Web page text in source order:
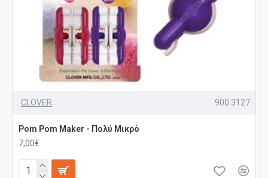
CLOVER 900.3127
Pom Pom Maker - Πολύ Μικρό
7,00€